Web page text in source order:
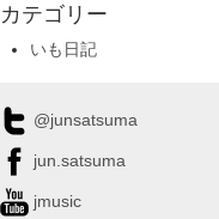
カテゴリー
いも日記
@junsatsuma
jun.satsuma
jmusic